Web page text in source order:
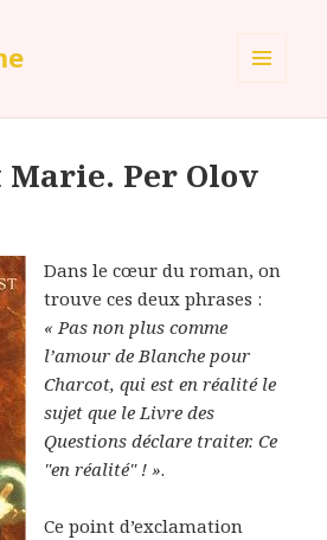
Marie. Per Olov
Dans le cœur du roman, on
trouve ces deux phrases :
« Pas non plus comme
l’amour de Blanche pour
Charcot, qui est en réalité le
sujet que le Livre des
Questions déclare traiter. Ce
"en réalité" ! ».
Ce point d’exclamation